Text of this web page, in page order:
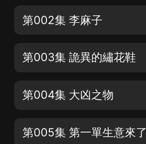
第002集 李麻子
第003集 詭異的繡花鞋
第004集 大凶之物
第005集 第一單生意來了